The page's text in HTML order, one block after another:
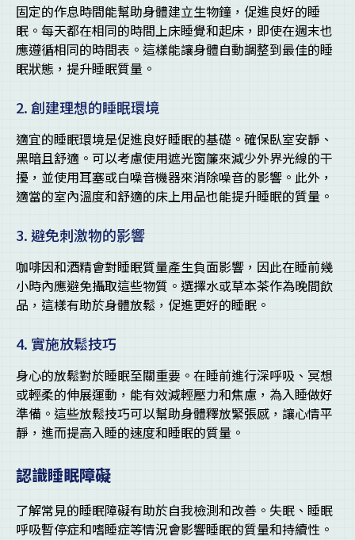
固定的作息時間能幫助身體建立生物鐘，促進良好的睡
眠。每天都在相同的時間上床睡覺和起床，即使在週末也
應遵循相同的時間表。這樣能讓身體自動調整到最佳的睡
眠狀態，提升睡眠質量。
2. 創建理想的睡眠環境
適宜的睡眠環境是促進良好睡眠的基礎。確保臥室安靜、
黑暗且舒適。可以考慮使用遮光窗簾來減少外界光線的干
擾，並使用耳塞或白噪音機器來消除噪音的影響。此外，
適當的室內溫度和舒適的床上用品也能提升睡眠的質量。
3. 避免刺激物的影響
咖啡因和酒精會對睡眠質量產生負面影響，因此在睡前幾
小時內應避免攝取這些物質。選擇水或草本茶作為晚間飲
品，這樣有助於身體放鬆，促進更好的睡眠。
4. 實施放鬆技巧
身心的放鬆對於睡眠至關重要。在睡前進行深呼吸、冥想
或輕柔的伸展運動，能有效減輕壓力和焦慮，為入睡做好
準備。這些放鬆技巧可以幫助身體釋放緊張感，讓心情平
靜，進而提高入睡的速度和睡眠的質量。
認識睡眠障礙
了解常見的睡眠障礙有助於自我檢測和改善。失眠、睡眠
呼吸暫停症和嗜睡症等情況會影響睡眠的質量和持續性。